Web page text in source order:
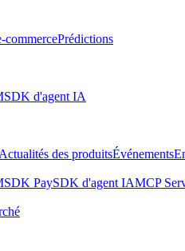
commercePrédictions
SDK d'agent IA
Actualités des produitsÉvénements
SDK PaySDK d'agent IAMCP